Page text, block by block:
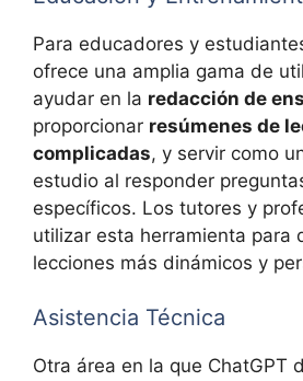
Para educadores y
ofrece una amplia gama de
ayudar en la redacción de
proporcionar resúmenes de
complicadas, y servir como
estudio al responder
específicos. Los tutores y
utilizar esta herramienta para
lecciones más dinámicos y
Asistencia Técnica
Otra área en la que ChatGPT